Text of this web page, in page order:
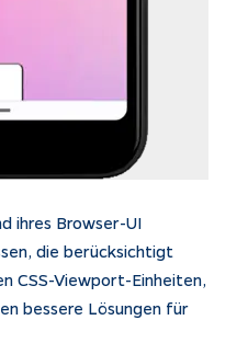
ihres Browser-UI
die berücksichtigt
CSS-Viewport-Einheiten,
bessere Lösungen für